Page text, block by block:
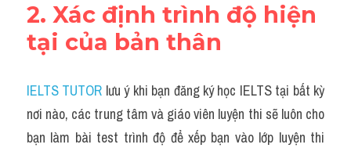
2. Xác định trình độ hiện
tại của bản thân
IELTS TUTOR lưu ý khi bạn đăng ký học IELTS tại bất kỳ
nơi nào, các trung tâm và giáo viên luyện thi sẽ luôn cho
bạn làm bài test trình độ để xếp bạn vào lớp luyện thi